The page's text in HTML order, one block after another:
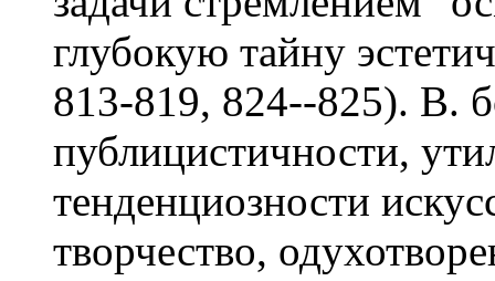
глубокую тайну
813-819, 824--825). В.
публицистичности,
тенденциозности
творчество,